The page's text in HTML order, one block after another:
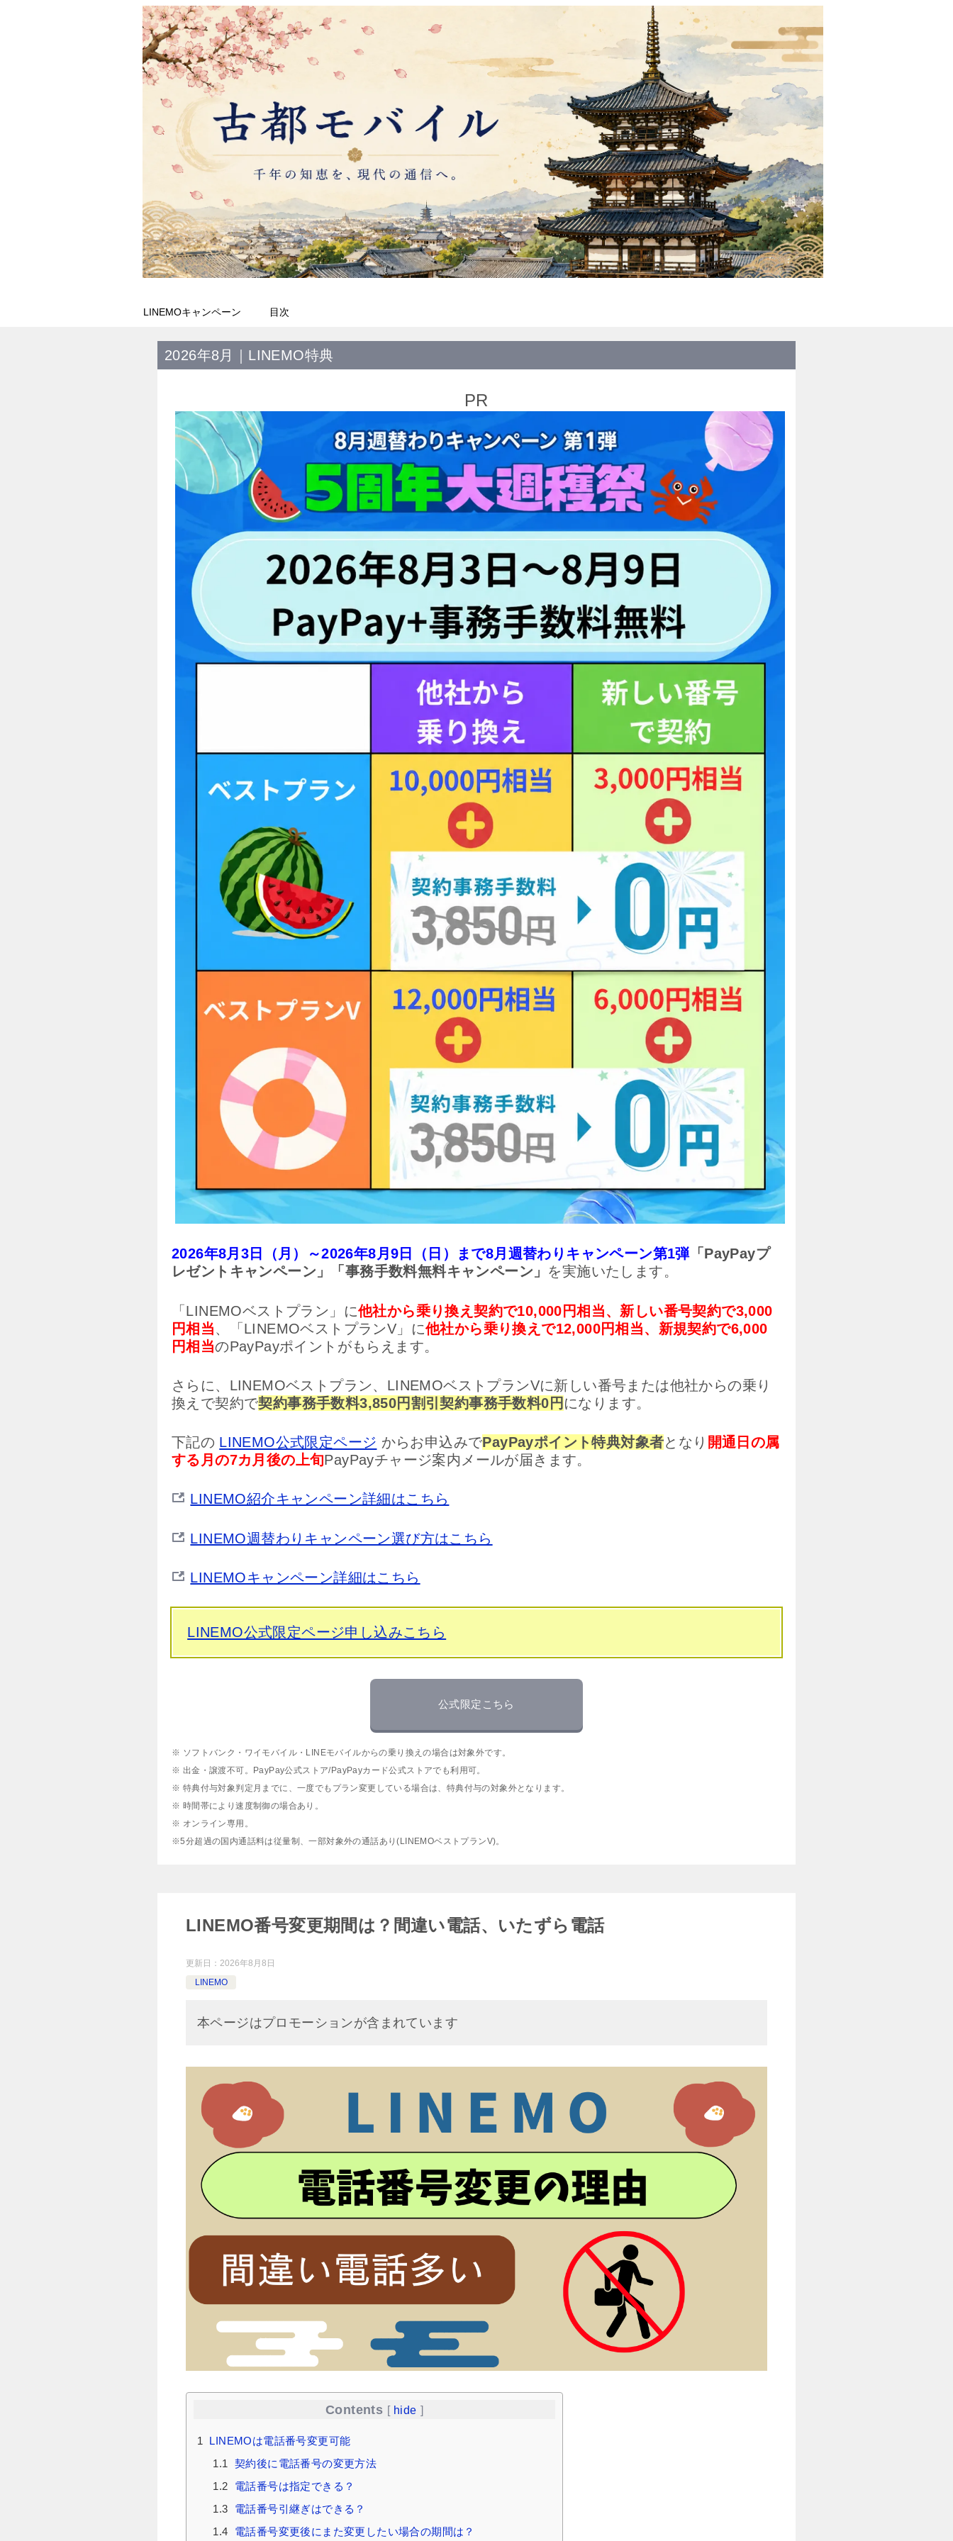
LINEMOキャンペーン 目次
2026年8月｜LINEMO特典
PR
2026年8月3日（月）～2026年8月9日（日）まで8月週替わりキャンペーン第1弾「PayPayプ
レゼントキャンペーン」「事務手数料無料キャンペーン」 を実施いたします。
「LINEMOベストプラン」に他社から乗り換え契約で10,000円相当、新しい番号契約で3,000
円相当、「LINEMOベストプランV」に他社から乗り換えで12,000円相当、新規契約で6,000
円相当のPayPayポイントがもらえます。
さらに、LINEMOベストプラン、LINEMOベストプランVに新しい番号または他社からの乗り
換えで契約で契約事務手数料3,850円割引契約事務手数料0円 になります。
下記の LINEMO公式限定ページ からお申込みでPayPayポイント特典対象者となり 開通日の属
する月の7カ月後の上旬PayPayチャージ案内メールが届きます。
LINEMO紹介キャンペーン詳細はこちら
LINEMO週替わりキャンペーン選び方はこちら
LINEMOキャンペーン詳細はこちら
LINEMO公式限定ページ申し込みこちら
公式限定こちら
※ ソフトバンク・ワイモバイル・LINEモバイルからの乗り換えの場合は対象外です。
※ 出金・譲渡不可。PayPay公式ストア/PayPayカード公式ストアでも利用可。
※ 特典付与対象判定月までに、一度でもプラン変更している場合は、特典付与の対象外となります。
※ 時間帯により速度制御の場合あり。
※ オンライン専用。
※5分超過の国内通話料は従量制、一部対象外の通話あり(LINEMOベストプランV)。
LINEMO番号変更期間は？間違い電話、いたずら電話
更新日： 2026年8月8日
LINEMO
本ページはプロモーションが含まれています
Contents [ hide ]
1
LINEMOは電話番号変更可能
1.1
契約後に電話番号の変更方法
1.2
電話番号は指定できる？
1.3
電話番号引継ぎはできる？
1.4
電話番号変更後にまた変更したい場合の期間は？